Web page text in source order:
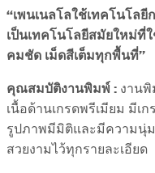
“เพนเนลโลใช้เทคโนโล
เป็นเทคโนโลยีสมัยใหม่ที่
คมชัด เม็ดสีเต็มทุกพื้นที่”
คุณสมบัติงานพิมพ์ : งาน
เนื้อด้านเกรดพรีเมียม มีเ
รูปภาพมีมิติและมีความนุ่
สวยงามไว้ทุกรายละเอียด